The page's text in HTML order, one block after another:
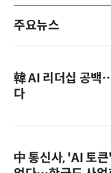
주요뉴스
韓 AI 리더십 공백
다
中 통신사, 'AI 토